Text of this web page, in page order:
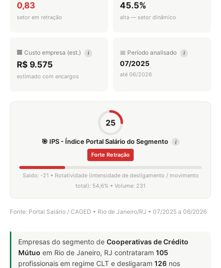
0,83
setor em retração
45.5%
alta — setor dinâmico
🏢 Custo empresa (est.) i
R$ 9.575
estimado com encargos
📅 Período analisado i
07/2025
até 06/2026
25
🎯 IPS - Índice Portal Salário do Segmento i
Forte Retração
Saldo: -21 • Rotatividade (intensidade de desligamento / movimento
total): 54,6% • Volume: 231
Fonte: Portal Salário / CAGED • Rio de Janeiro/RJ • 07/2025 a 06/2026
Empresas do segmento de Cooperativas de Crédito
Mútuo em Rio de Janeiro, RJ contrataram 105
profissionais em regime CLT e desligaram 126 nos